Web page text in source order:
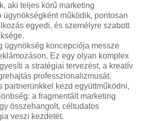
aki teljes körű marketing
ügynökségként működik, pontosan
egyedi, és személyre szabott
ügynökség koncepciója messze
Ez egy olyan komplex
a stratégiai tervezést, a kreatív
professzionalizmusát.
partnerünkkel kezd együttműködni,
a fragmentált marketing
összehangolt, céltudatos
veszi kezdetét.